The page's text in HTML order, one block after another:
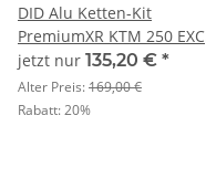
DID Alu Ketten-Kit
PremiumXR KTM 250 EXC
Enduro Bj. 12>
jetzt nur 135,20 € *
Alter Preis:169,00 €
Rabatt:20%